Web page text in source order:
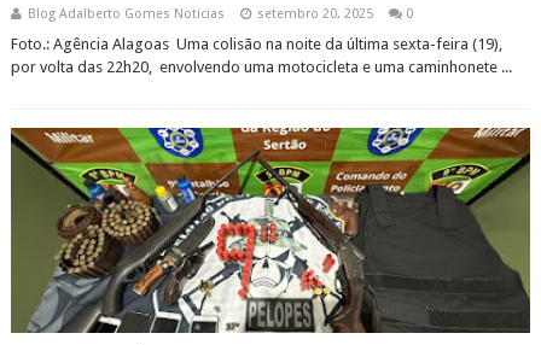
Blog Adalberto Gomes Noticias setembro 20, 2025 0
Foto.: Agência Alagoas Uma colisão na noite da última sexta-feira (19),
por volta das 22h20, envolvendo uma motocicleta e uma caminhonete ...